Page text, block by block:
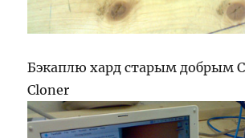
Бэкаплю хард старым добрым
Cloner